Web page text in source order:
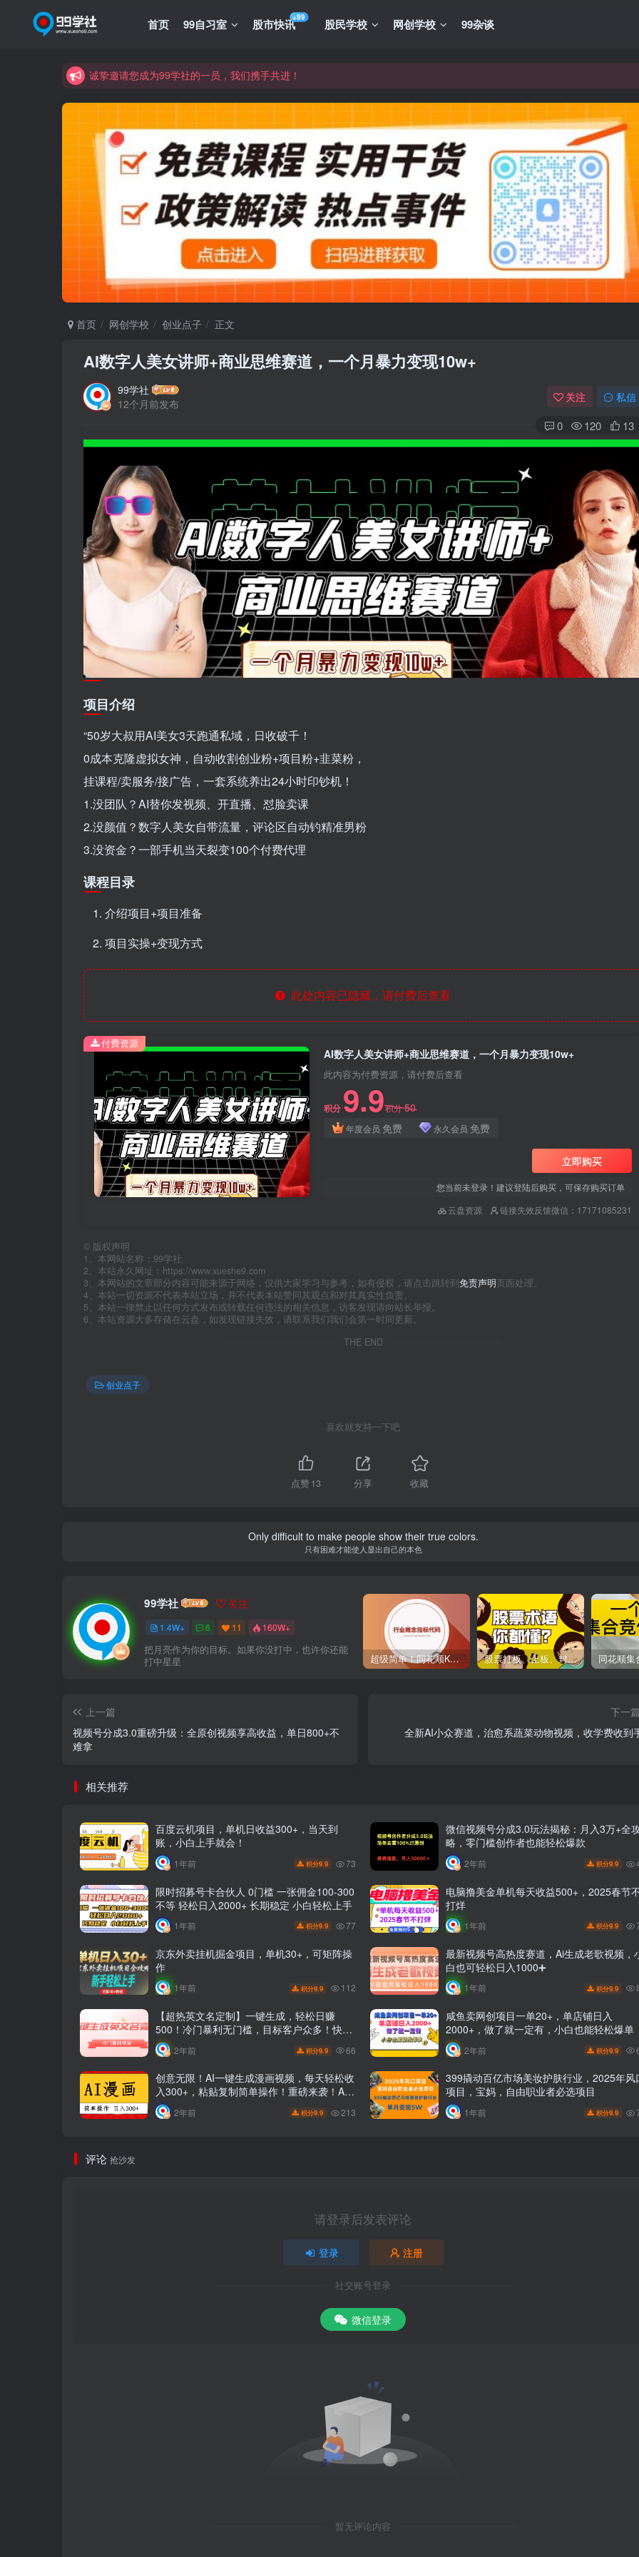
首页 99自习室 股市快讯+99 股民学校 网创学校 99杂谈
诚挚邀请您成为99学社的一员，我们携手共进！
诚挚邀请您成为99学社的一员，我们携手共进！
学习路上不孤独，99学社与你同行！分享全网优质VIP资源，炒股教程、创业教程、网络营销教程、自媒体短视频教程等，长
首页 网创学校 创业点子 正文
AI数字人美女讲师+商业思维赛道，一个月暴力变现10w+
99学社
12个月前发布
关注 私信
0 120 13
项目介绍
“50岁大叔用AI美女3天跑通私域，日收破千！
0成本克隆虚拟女神，自动收割创业粉+项目粉+韭菜粉，
挂课程/卖服务/接广告，一套系统养出24小时印钞机！
1.没团队？AI替你发视频、开直播、怼脸卖课
2.没颜值？数字人美女自带流量，评论区自动钓精准男粉
3.没资金？一部手机当天裂变100个付费代理
课程目录
介绍项目+项目准备
项目实操+变现方式
此处内容已隐藏，请付费后查看
AI数字人美女讲师+商业思维赛道，一个月暴力变现10w+
此内容为付费资源，请付费后查看
积分 9.9积分50
年度会员 免费 永久会员 免费
立即购买
您当前未登录！建议登陆后购买，可保存购买订单
云盘资源
链接失效反馈微信：17171085231
付费资源
© 版权声明
1、本网站名称：99学社
2、本站永久网址：https://www.xueshe9.com
3、本网站的文章部分内容可能来源于网络，仅供大家学习与参考，如有侵权，请点击跳转到免责声明页面处理。
4、本站一切资源不代表本站立场，并不代表本站赞同其观点和对其真实性负责。
5、本站一律禁止以任何方式发布或转载任何违法的相关信息，访客发现请向站长举报。
6、本站资源大多存储在云盘，如发现链接失效，请联系我们我们会第一时间更新。
THE END
创业点子
喜欢就支持一下吧
点赞13 分享 收藏
Only difficult to make people show their true colors.
只有困难才能使人显出自己的本色
99学社 关注
1.4W+ 6 11 160W+
把月亮作为你的目标。如果你没打中，也许你还能
打中星星
超级简单！同花顺K线界面显示行业概念指标代码图解 股票打板、上板、封板、翘板、炸板是什么意思？炒股你必须懂的暗语！
上一篇
视频号分成3.0重磅升级：全原创视频享高收益，单日800+不
难拿
下一篇
全新AI小众赛道，治愈系蔬菜动物视频，收学费收到
相关推荐
百度云机项目，单机日收益300+，当天到
账，小白上手就会！
1年前 积分9.9 73
微信视频号分成3.0玩法揭秘：月入3万+全
略，零门槛创作者也能轻松爆款
2年前 积分9.9
限时招募号卡合伙人 0门槛 一张佣金100-300
不等 轻松日入2000+ 长期稳定 小白轻松上手
1年前 积分9.9 77
电脑撸美金单机每天收益500+，2025春节
打烊
1年前 积分9.9
京东外卖挂机掘金项目，单机30+，可矩阵操
作
1年前 积分9.9 112
最新视频号高热度赛道，Ai生成老歌视频，
白也可轻松日入1000➕
1年前 积分9.9
【超热英文名定制】一键生成，轻松日赚
500！冷门暴利无门槛，目标客户众多！快速
定制和你名字相似的英文名，成交率极高！时
间短，赚钱多！赶紧行动！
2年前 积分9.9 66
咸鱼卖网创项目一单20+，单店铺日入
2000+，做了就一定有，小白也能轻松爆单
2年前 积分9.9
创意无限！AI一键生成漫画视频，每天轻松收
入300+，粘贴复制简单操作！重磅来袭！AI
一键生成漫画视频，创意无限，每天收入
300+，简单操作粘贴复制！
2年前 积分9.9 213
399撬动百亿市场美妆护肤行业，2025年风
项目，宝妈，自由职业者必选项目
1年前 积分9.9
评论 抢沙发
请登录后发表评论
登录 注册
社交账号登录
微信登录
暂无评论内容